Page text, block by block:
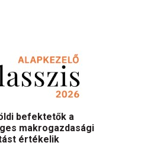
befektetők a
makrogazdasági
értékelik